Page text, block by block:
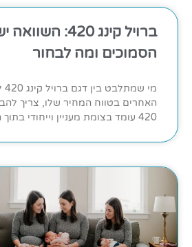
ברויל קינג 420:
הסמוכים ומה לבחור
420 עומד בצומת מעניין וייחודי בתוך הקטלוג של